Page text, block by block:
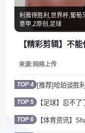
利雅得胜利,世界杯,葡萄
意甲,Z原创,足球
来源:网络上传
TOP 4
TOP 5
TOP 6